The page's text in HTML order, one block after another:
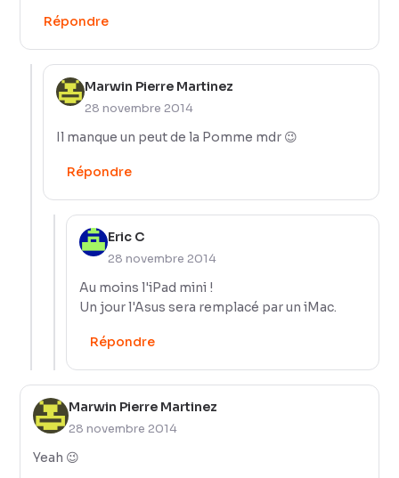
Répondre
Marwin Pierre Martinez
28 novembre 2014
Il manque un peut de la Pomme mdr 😉
Répondre
Eric C
28 novembre 2014
Au moins l'iPad mini !
Un jour l'Asus sera remplacé par un iMac.
Répondre
Marwin Pierre Martinez
28 novembre 2014
Yeah 😉